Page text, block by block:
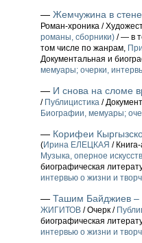
— Жемчужина в
Роман-хроника /
романы, сборники) / — в
том числе по жанрам,
Документальная и
мемуары; очерки,
— И снова на сломе
/ Публицистика /
Биографии, мемуары;
— Корифеи
(Ирина ЕЛЕЦКАЯ /
Музыка, оперное
биографическая
интервью о жизни и
— Ташим Байджиев –
ЖИГИТОВ / Очерк /
биографическая
интервью о жизни и